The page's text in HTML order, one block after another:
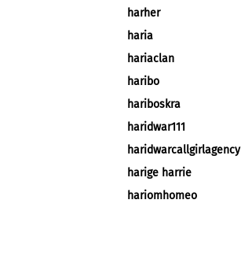
harher
haria
hariaclan
haribo
hariboskra
haridwar111
haridwarcallgirlagency
harige harrie
hariomhomeo